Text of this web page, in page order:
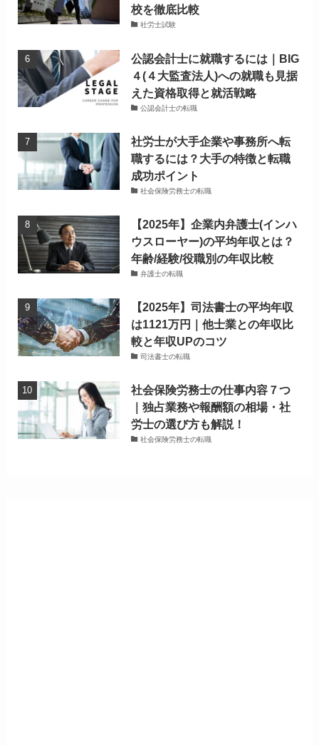
校を徹底比較
社労士試験
公認会計士に就職するには｜BIG
４(４大監査法人)への就職も見据
えた資格取得と就活戦略
公認会計士の転職
社労士が大手企業や事務所へ転
職するには？大手の特徴と転職
成功ポイント
社会保険労務士の転職
【2025年】企業内弁護士(インハ
ウスローヤー)の平均年収とは？
年齢/経験/役職別の年収比較
弁護士の転職
【2025年】司法書士の平均年収
は1121万円｜他士業との年収比
較と年収UPのコツ
司法書士の転職
社会保険労務士の仕事内容７つ
｜独占業務や報酬額の相場・社
労士の選び方も解説！
社会保険労務士の転職